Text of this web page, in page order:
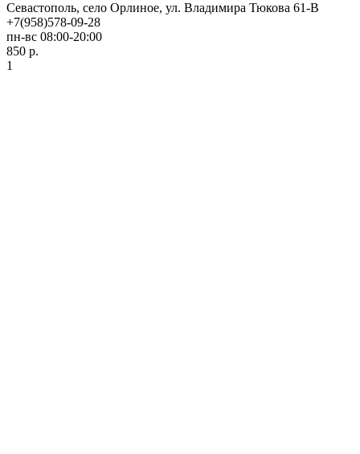
Севастополь, село Орлиное, ул. Владимира Тюкова 61-В
+7(958)578-09-28
пн-вс 08:00-20:00
850 р.
1